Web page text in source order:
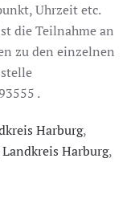
Uhrzeit etc.
die Teilnahme an
zu den einzelnen
.
Harburg,
Harburg,